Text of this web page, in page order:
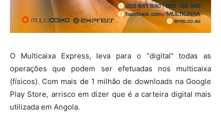
O Multicaixa Express, leva para o “digital” todas as
operações que podem ser efetuadas nos multicaixa
(físicos). Com mais de 1 milhão de downloads na Google
Play Store, arrisco em dizer que é a carteira digital mais
utilizada em Angola.